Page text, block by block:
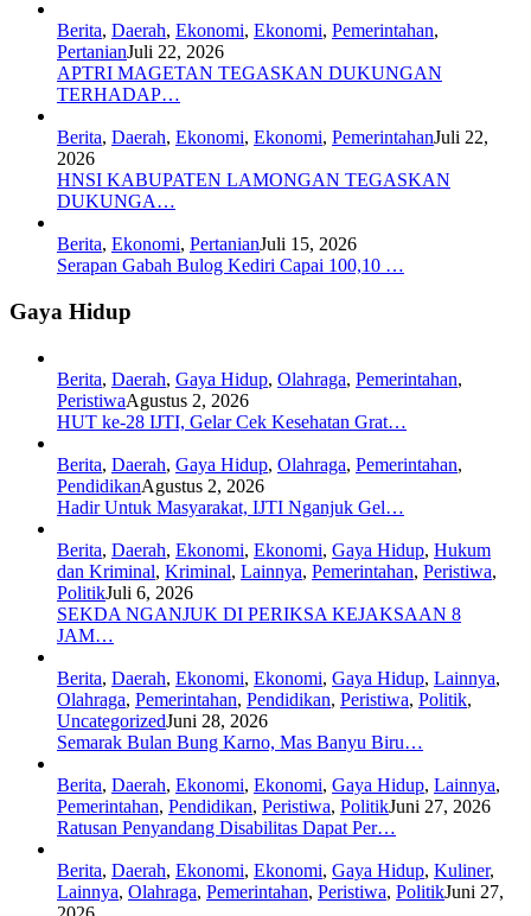
Berita, Daerah, Ekonomi, Ekonomi, Pemerintahan,
PertanianJuli 22, 2026
APTRI MAGETAN TEGASKAN DUKUNGAN
TERHADAP…
Berita, Daerah, Ekonomi, Ekonomi, PemerintahanJuli 22,
2026
HNSI KABUPATEN LAMONGAN TEGASKAN
DUKUNGA…
Berita, Ekonomi, PertanianJuli 15, 2026
Serapan Gabah Bulog Kediri Capai 100,10 …
Gaya Hidup
Berita, Daerah, Gaya Hidup, Olahraga, Pemerintahan,
PeristiwaAgustus 2, 2026
HUT ke-28 IJTI, Gelar Cek Kesehatan Grat…
Berita, Daerah, Gaya Hidup, Olahraga, Pemerintahan,
PendidikanAgustus 2, 2026
Hadir Untuk Masyarakat, IJTI Nganjuk Gel…
Berita, Daerah, Ekonomi, Ekonomi, Gaya Hidup, Hukum
dan Kriminal, Kriminal, Lainnya, Pemerintahan, Peristiwa,
PolitikJuli 6, 2026
SEKDA NGANJUK DI PERIKSA KEJAKSAAN 8
JAM…
Berita, Daerah, Ekonomi, Ekonomi, Gaya Hidup, Lainnya,
Olahraga, Pemerintahan, Pendidikan, Peristiwa, Politik,
UncategorizedJuni 28, 2026
Semarak Bulan Bung Karno, Mas Banyu Biru…
Berita, Daerah, Ekonomi, Ekonomi, Gaya Hidup, Lainnya,
Pemerintahan, Pendidikan, Peristiwa, PolitikJuni 27, 2026
Ratusan Penyandang Disabilitas Dapat Per…
Berita, Daerah, Ekonomi, Ekonomi, Gaya Hidup, Kuliner,
Lainnya, Olahraga, Pemerintahan, Peristiwa, PolitikJuni 27,